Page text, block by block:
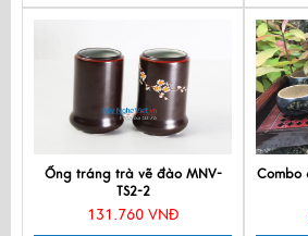
Ống tráng trà vẽ đào MNV-
TS2-2
131.760 VNĐ
Combo